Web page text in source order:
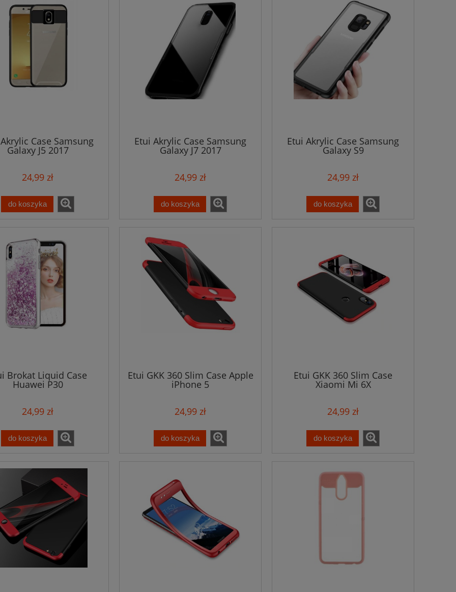
Case Samsung
Galaxy J5 2017
24,99 zł
do koszyka
Etui Akrylic Case Samsung
Galaxy J7 2017
24,99 zł
do koszyka
Etui Akrylic Case Samsung
Galaxy S9
24,99 zł
do koszyka
Brokat Liquid Case
Huawei P30
24,99 zł
do koszyka
Etui GKK 360 Slim Case Apple
iPhone 5
24,99 zł
do koszyka
Etui GKK 360 Slim Case
Xiaomi Mi 6X
24,99 zł
do koszyka